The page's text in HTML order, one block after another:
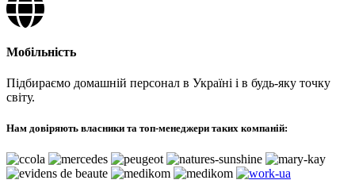
Мобільність
Підбираємо домашній персонал в Україні і в будь-яку точку
світу.
Нам довіряють власники та топ-менеджери таких компаній: